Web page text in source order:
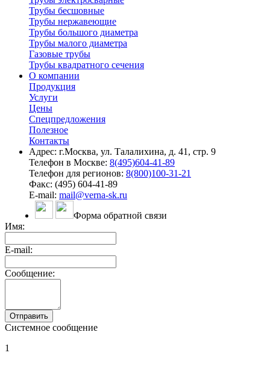
Трубы бесшовные
Трубы нержавеющие
Трубы большого диаметра
Трубы малого диаметра
Газовые трубы
Трубы квадратного сечения
О компании
Продукция
Услуги
Цены
Спецпредложения
Полезное
Контакты
Адрес: г.Москва, ул. Талалихина, д. 41, стр. 9
Телефон в Москве: 8(495)604-41-89
Телефон для регионов: 8(800)100-31-21
Факс: (495) 604-41-89
E-mail: mail@verna-sk.ru
Форма обратной связи
Имя:
E-mail:
Сообщение:
Системное сообщение
1